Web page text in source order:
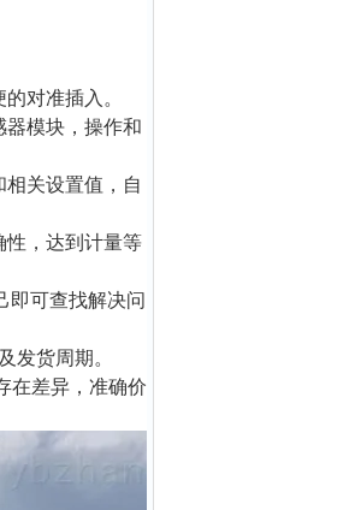
对准插入。
器模块，操作和
关设置值，自
性，达到计量等
即可查找解决问
发货周期。
在差异，准确价